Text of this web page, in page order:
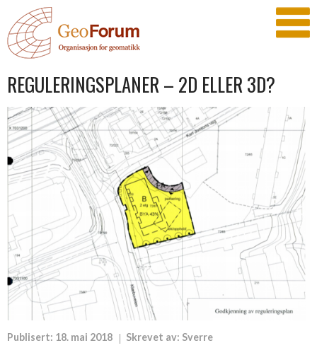
REGULERINGSPLANER – 2D ELLER 3D?
Publisert: 18. mai 2018 Skrevet av: Sverre